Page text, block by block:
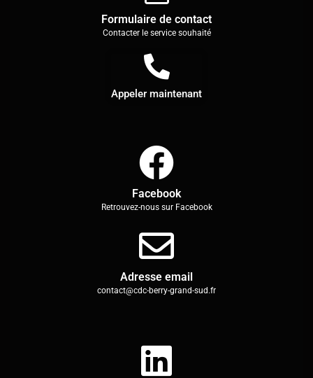
Formulaire de contact
Contacter le service souhaité
Appeler maintenant
Facebook
Retrouvez-nous sur Facebook
Adresse email
contact@cdc-berry-grand-sud.fr